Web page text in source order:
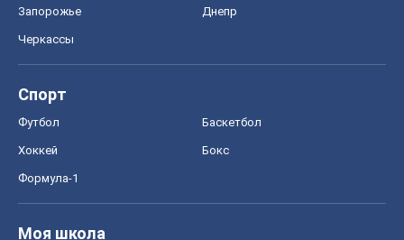
Запорожье Днепр
Черкассы
Спорт
Футбол Баскетбол
Хоккей Бокс
Формула-1
Моя школа